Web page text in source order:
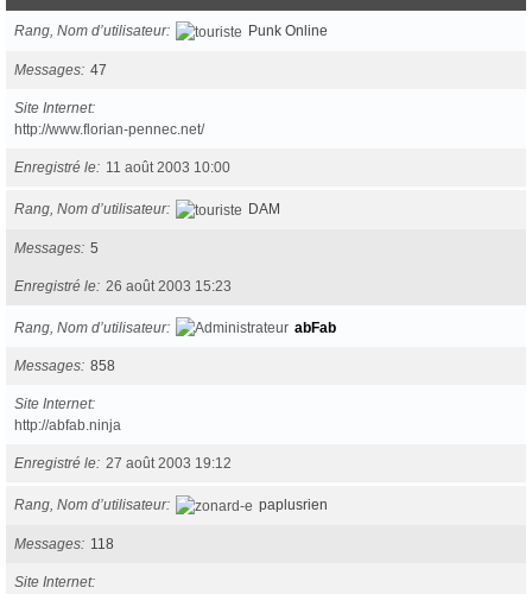
Rang, Nom d’utilisateur Punk Online
Messages 47
Site Internet
http://www.florian-pennec.net/
Enregistré le 11 août 2003 10:00
Rang, Nom d’utilisateur DAM
Messages 5
Enregistré le 26 août 2003 15:23
Rang, Nom d’utilisateur abFab
Messages 858
Site Internet
http://abfab.ninja
Enregistré le 27 août 2003 19:12
Rang, Nom d’utilisateur paplusrien
Messages 118
Site Internet